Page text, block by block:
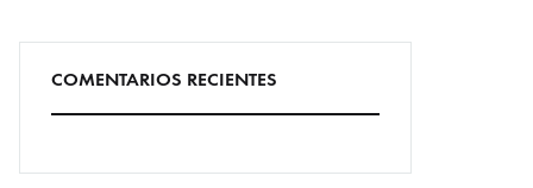
COMENTARIOS RECIENTES